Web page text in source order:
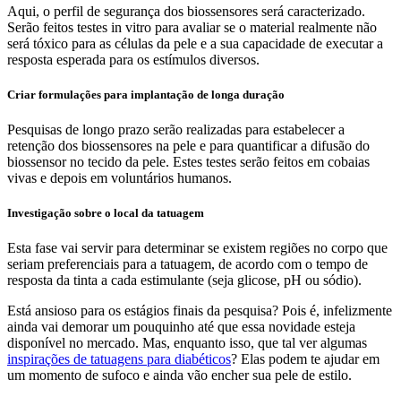
Aqui, o perfil de segurança dos biossensores será caracterizado.
Serão feitos testes in vitro para avaliar se o material realmente não
será tóxico para as células da pele e a sua capacidade de executar a
resposta esperada para os estímulos diversos.
Criar formulações para implantação de longa duração
Pesquisas de longo prazo serão realizadas para estabelecer a
retenção dos biossensores na pele e para quantificar a difusão do
biossensor no tecido da pele. Estes testes serão feitos em cobaias
vivas e depois em voluntários humanos.
Investigação sobre o local da tatuagem
Esta fase vai servir para determinar se existem regiões no corpo que
seriam preferenciais para a tatuagem, de acordo com o tempo de
resposta da tinta a cada estimulante (seja glicose, pH ou sódio).
Está ansioso para os estágios finais da pesquisa? Pois é, infelizmente
ainda vai demorar um pouquinho até que essa novidade esteja
disponível no mercado. Mas, enquanto isso, que tal ver algumas
inspirações de tatuagens para diabéticos? Elas podem te ajudar em
um momento de sufoco e ainda vão encher sua pele de estilo.